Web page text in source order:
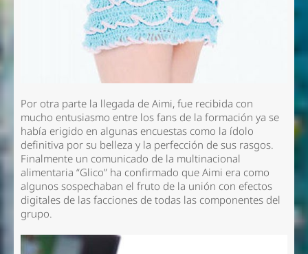
Por otra parte la llegada de Aimi, fue recibida con
mucho entusiasmo entre los fans de la formación ya se
había erigido en algunas encuestas como la ídolo
definitiva por su belleza y la perfección de sus rasgos.
Finalmente un comunicado de la multinacional
alimentaria “Glico” ha confirmado que Aimi era como
algunos sospechaban el fruto de la unión con efectos
digitales de las facciones de todas las componentes del
grupo.